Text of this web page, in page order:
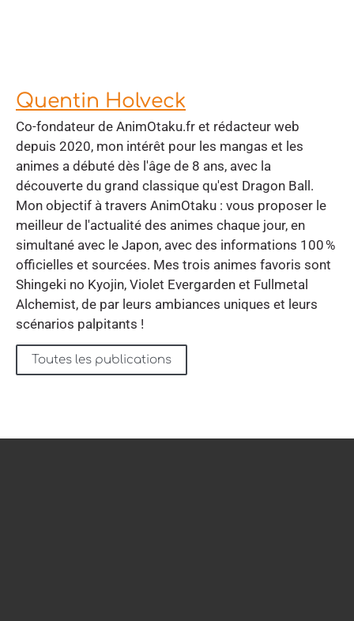
Quentin Holveck
Co-fondateur de AnimOtaku.fr et rédacteur web
depuis 2020, mon intérêt pour les mangas et les
animes a débuté dès l'âge de 8 ans, avec la
découverte du grand classique qu'est Dragon Ball.
Mon objectif à travers AnimOtaku : vous proposer le
meilleur de l'actualité des animes chaque jour, en
simultané avec le Japon, avec des informations 100 %
officielles et sourcées. Mes trois animes favoris sont
Shingeki no Kyojin, Violet Evergarden et Fullmetal
Alchemist, de par leurs ambiances uniques et leurs
scénarios palpitants !
Toutes les publications